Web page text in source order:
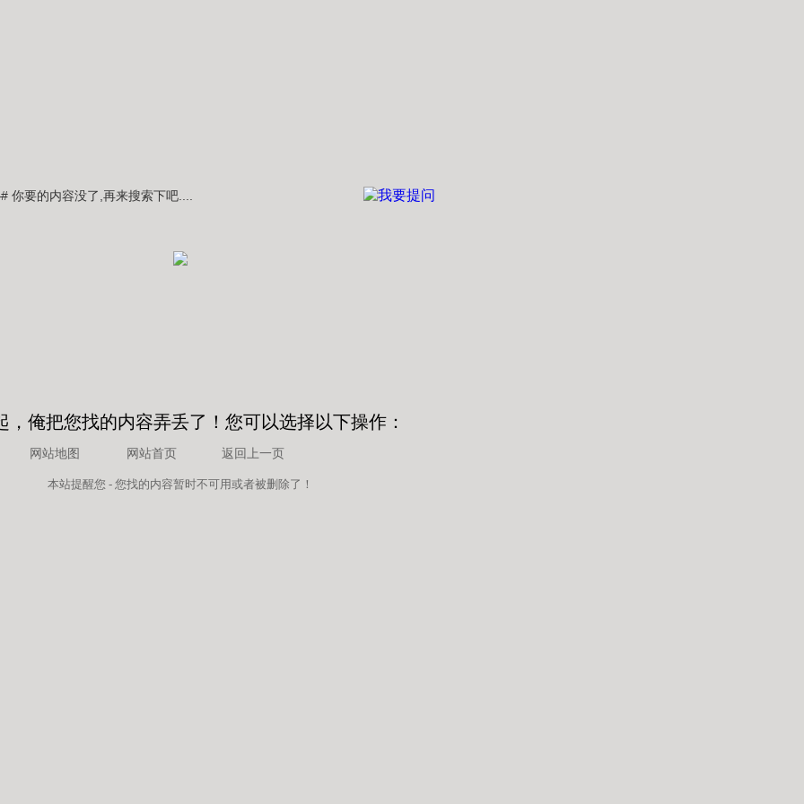
，俺把您找的内容弄丢了！您可以选择以下操作：
网站地图 网站首页 返回上一页
本站提醒您 - 您找的内容暂时不可用或者被删除了！